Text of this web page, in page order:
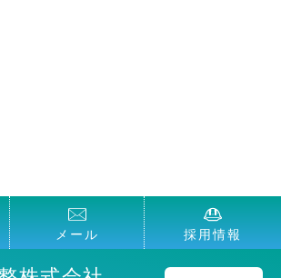
メール 採用情報